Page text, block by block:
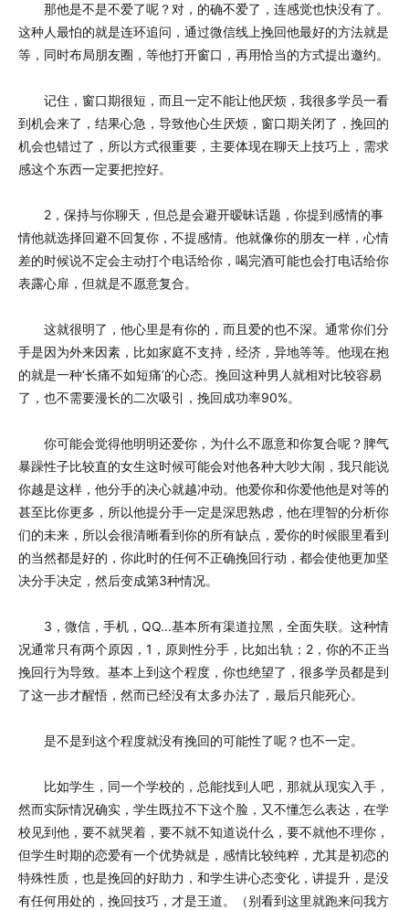
那他是不是不爱了呢？对，的确不爱了，连感觉也快没有了。
这种人最怕的就是连环追问，通过微信线上挽回他最好的方法就是
等，同时布局朋友圈，等他打开窗口，再用恰当的方式提出邀约。
记住，窗口期很短，而且一定不能让他厌烦，我很多学员一看
到机会来了，结果心急，导致他心生厌烦，窗口期关闭了，挽回的
机会也错过了，所以方式很重要，主要体现在聊天上技巧上，需求
感这个东西一定要把控好。
2，保持与你聊天，但总是会避开暧昧话题，你提到感情的事
情他就选择回避不回复你，不提感情。他就像你的朋友一样，心情
差的时候说不定会主动打个电话给你，喝完酒可能也会打电话给你
表露心扉，但就是不愿意复合。
这就很明了，他心里是有你的，而且爱的也不深。通常你们分
手是因为外来因素，比如家庭不支持，经济，异地等等。他现在抱
的就是一种‘长痛不如短痛’的心态。挽回这种男人就相对比较容易
了，也不需要漫长的二次吸引，挽回成功率90%。
你可能会觉得他明明还爱你，为什么不愿意和你复合呢？脾气
暴躁性子比较直的女生这时候可能会对他各种大吵大闹，我只能说
你越是这样，他分手的决心就越冲动。他爱你和你爱他他是对等的
甚至比你更多，所以他提分手一定是深思熟虑，他在理智的分析你
们的未来，所以会很清晰看到你的所有缺点，爱你的时候眼里看到
的当然都是好的，你此时的任何不正确挽回行动，都会使他更加坚
决分手决定，然后变成第3种情况。
3，微信，手机，QQ...基本所有渠道拉黑，全面失联。这种情
况通常只有两个原因，1，原则性分手，比如出轨；2，你的不正当
挽回行为导致。基本上到这个程度，你也绝望了，很多学员都是到
了这一步才醒悟，然而已经没有太多办法了，最后只能死心。
是不是到这个程度就没有挽回的可能性了呢？也不一定。
比如学生，同一个学校的，总能找到人吧，那就从现实入手，
然而实际情况确实，学生既拉不下这个脸，又不懂怎么表达，在学
校见到他，要不就哭着，要不就不知道说什么，要不就他不理你，
但学生时期的恋爱有一个优势就是，感情比较纯粹，尤其是初恋的
特殊性质，也是挽回的好助力，和学生讲心态变化，讲提升，是没
有任何用处的，挽回技巧，才是王道。（别看到这里就跑来问我方